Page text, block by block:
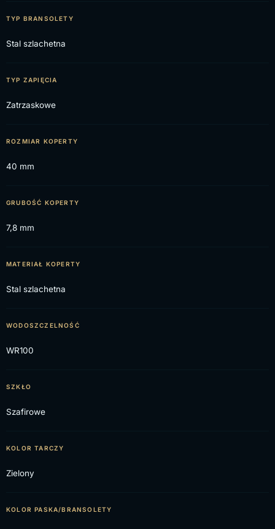
TYP BRANSOLETY
Stal szlachetna
TYP ZAPIĘCIA
Zatrzaskowe
ROZMIAR KOPERTY
40 mm
GRUBOŚĆ KOPERTY
7,8 mm
MATERIAŁ KOPERTY
Stal szlachetna
WODOSZCZELNOŚĆ
WR100
SZKŁO
Szafirowe
KOLOR TARCZY
Zielony
KOLOR PASKA/BRANSOLETY